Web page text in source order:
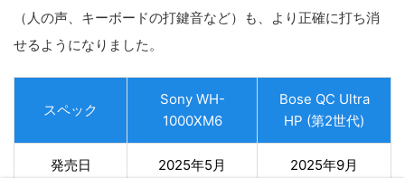
（人の声、キーボードの打鍵音など）も、より正確に打ち消
せるようになりました。
スペック
Sony WH-
1000XM6
Bose QC Ultra
HP (第2世代)
発売日 2025年5月 2025年9月